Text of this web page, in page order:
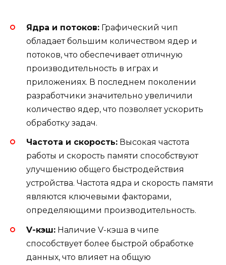
Ядра и потоков: Графический чип
обладает большим количеством ядер и
потоков, что обеспечивает отличную
производительность в играх и
приложениях. В последнем поколении
разработчики значительно увеличили
количество ядер, что позволяет ускорить
обработку задач.
Частота и скорость: Высокая частота
работы и скорость памяти способствуют
улучшению общего быстродействия
устройства. Частота ядра и скорость памяти
являются ключевыми факторами,
определяющими производительность.
V-кэш: Наличие V-кэша в чипе
способствует более быстрой обработке
данных, что влияет на общую